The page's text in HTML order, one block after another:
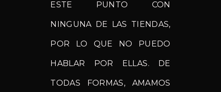
ESTE PUNTO CON
NINGUNA DE LAS TIENDAS,
POR LO QUE NO PUEDO
HABLAR POR ELLAS. DE
TODAS FORMAS, AMAMOS